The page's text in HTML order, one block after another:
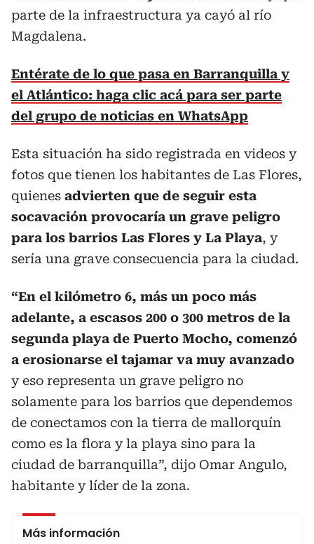
parte de la infraestructura ya cayó al río
Magdalena.
Entérate de lo que pasa en Barranquilla y
el Atlántico: haga clic acá para ser parte
del grupo de noticias en WhatsApp
Esta situación ha sido registrada en videos y
fotos que tienen los habitantes de Las Flores,
quienes advierten que de seguir esta
socavación provocaría un grave peligro
para los barrios Las Flores y La Playa, y
sería una grave consecuencia para la ciudad.
“En el kilómetro 6, más un poco más
adelante, a escasos 200 o 300 metros de la
segunda playa de Puerto Mocho, comenzó
a erosionarse el tajamar va muy avanzado
y eso representa un grave peligro no
solamente para los barrios que dependemos
de conectamos con la tierra de mallorquín
como es la flora y la playa sino para la
ciudad de barranquilla”, dijo Omar Angulo,
habitante y líder de la zona.
Más información